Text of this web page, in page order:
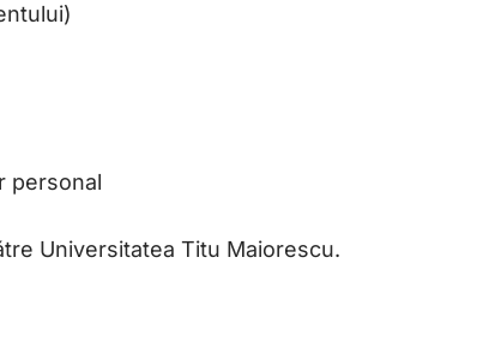
personal
Universitatea Titu Maiorescu.